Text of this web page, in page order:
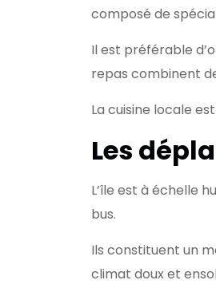
composé de
Il est préférable
repas combinent
La cuisine locale
Les
L’île est à échelle
bus.
Ils constituent un
climat doux et